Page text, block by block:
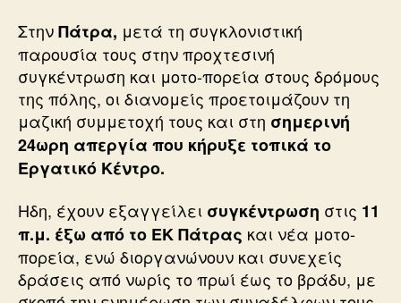
ΣτηνΠάτρα, μετά τη συγκλονιστική
παρουσία τους στην προχτεσινή
συγκέντρωση και μοτο-πορεία στους δρόμους
της πόλης, οι διανομείς προετοιμάζουν τη
μαζική συμμετοχή τους και στη σημερινή
24ωρη απεργία που κήρυξε τοπικά το
Εργατικό Κέντρο.
Ηδη, έχουν εξαγγείλει συγκέντρωση στις 11
π.μ. έξω από το ΕΚ Πάτρας και νέα μοτο-
πορεία, ενώ διοργανώνουν και συνεχείς
δράσεις από νωρίς το πρωί έως το βράδυ, με